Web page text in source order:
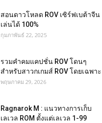
สอนดาวโหลด ROV เซิร์ฟเบต้าจีน
เล่นได้ 100%
กุมภาพันธ์ 22, 2025
รวมคำคมแคปชั่น ROV โดนๆ
สำหรับสาวกเกมส์ ROV โดยเฉพาะ
พฤษภาคม 29, 2026
Ragnarok M : แนวทางการเก็บ
เลเวล ROM ตั้งแต่เลเวล 1-99